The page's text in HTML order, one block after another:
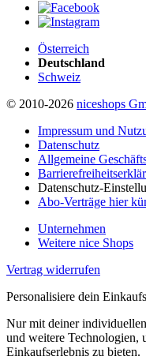
Österreich
Deutschland
Schweiz
© 2010-2026 niceshops
Impressum und
Datenschutz
Allgemeine
Datenschutz-
Abo-Verträge hier
Unternehmen
Weitere nice Shops
Vertrag widerrufen
Personalisiere dein
Nur mit deiner
und weitere Technologien,
Einkaufserlebnis zu bieten.